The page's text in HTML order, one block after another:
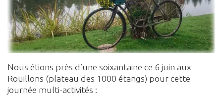
Nous étions près d’une soixantaine ce 6 juin aux
Rouillons (plateau des 1000 étangs) pour cette
journée multi-activités :